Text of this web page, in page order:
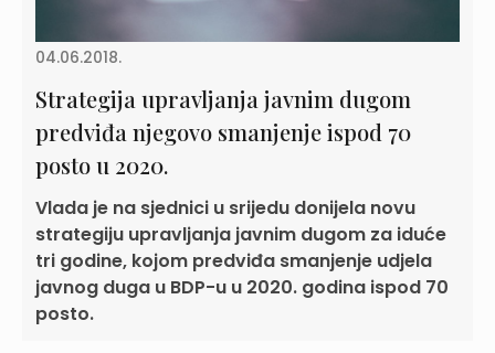
04.06.2018.
Strategija upravljanja javnim dugom
predviđa njegovo smanjenje ispod 70
posto u 2020.
Vlada je na sjednici u srijedu donijela novu
strategiju upravljanja javnim dugom za iduće
tri godine, kojom predviđa smanjenje udjela
javnog duga u BDP-u u 2020. godina ispod 70
posto.